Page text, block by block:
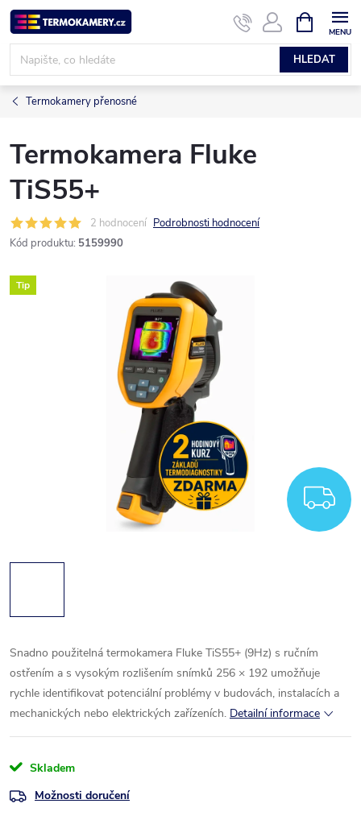
Přejít
na
obsah
HLEDAT
NÁKUPNÍ
KOŠÍK
Termokamery přenosné
Termokamera Fluke
TiS55+
2 hodnocení Podrobnosti hodnocení
Kód produktu: 5159990
Tip
Snadno použitelná termokamera Fluke TiS55+ (9Hz) s ručním
ostřením a s vysokým rozlišením snímků 256 × 192 umožňuje
rychle identifikovat potenciální problémy v budovách, instalacích a
mechanických nebo elektrických zařízeních. Detailní informace
Skladem
Možnosti doručení